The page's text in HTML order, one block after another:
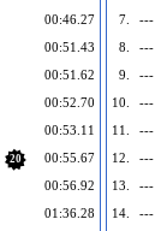
00:46.27
00:51.43
00:51.62
00:52.70
00:53.11
20
00:55.67
00:56.92
01:36.28
7.
---
8.
---
9.
---
10.
---
11.
---
12.
---
13.
---
14.
---